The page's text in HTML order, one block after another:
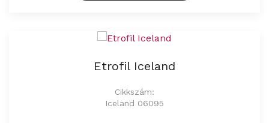
Etrofil Iceland
Cikkszám:
Iceland 06095